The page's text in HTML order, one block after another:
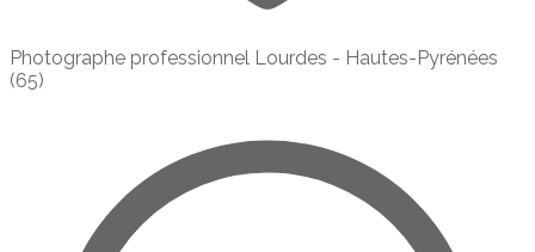
Photographe professionnel Lourdes - Hautes-Pyrénées
(65)